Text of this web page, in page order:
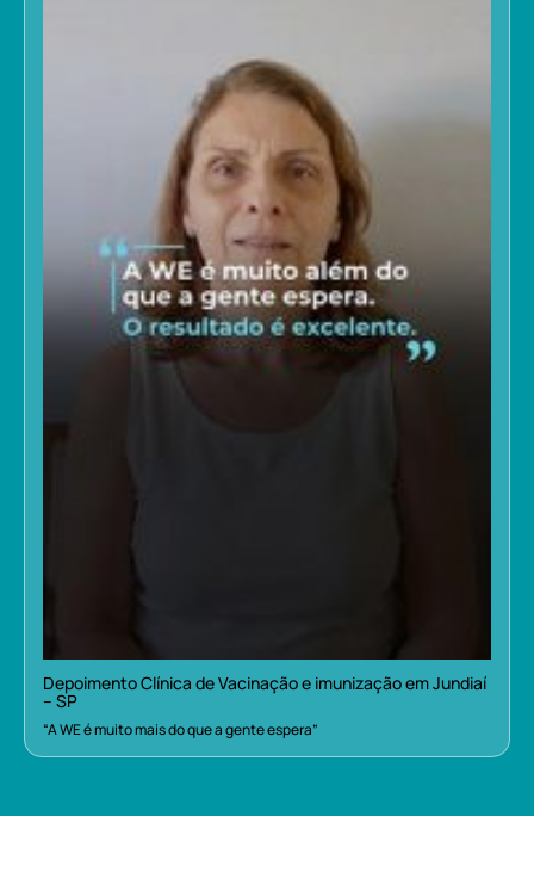
Depoimento Clínica de Vacinação e imunização em Jundiaí
– SP
“A WE é muito mais do que a gente espera”